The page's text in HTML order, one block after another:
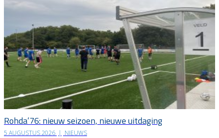
Rohda’76: nieuw seizoen, nieuwe uitdaging
5 AUGUSTUS 2026 | NIEUWS